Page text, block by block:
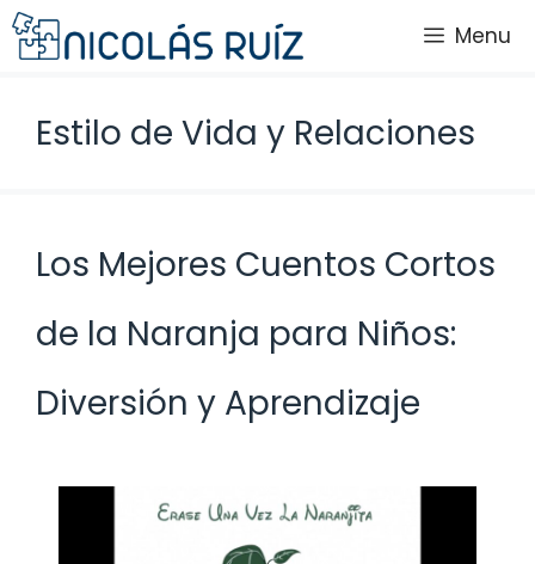
Saltar
al
Menu
Estilo de Vida y Relaciones
Los Mejores Cuentos Cortos
de la Naranja para Niños:
Diversión y Aprendizaje